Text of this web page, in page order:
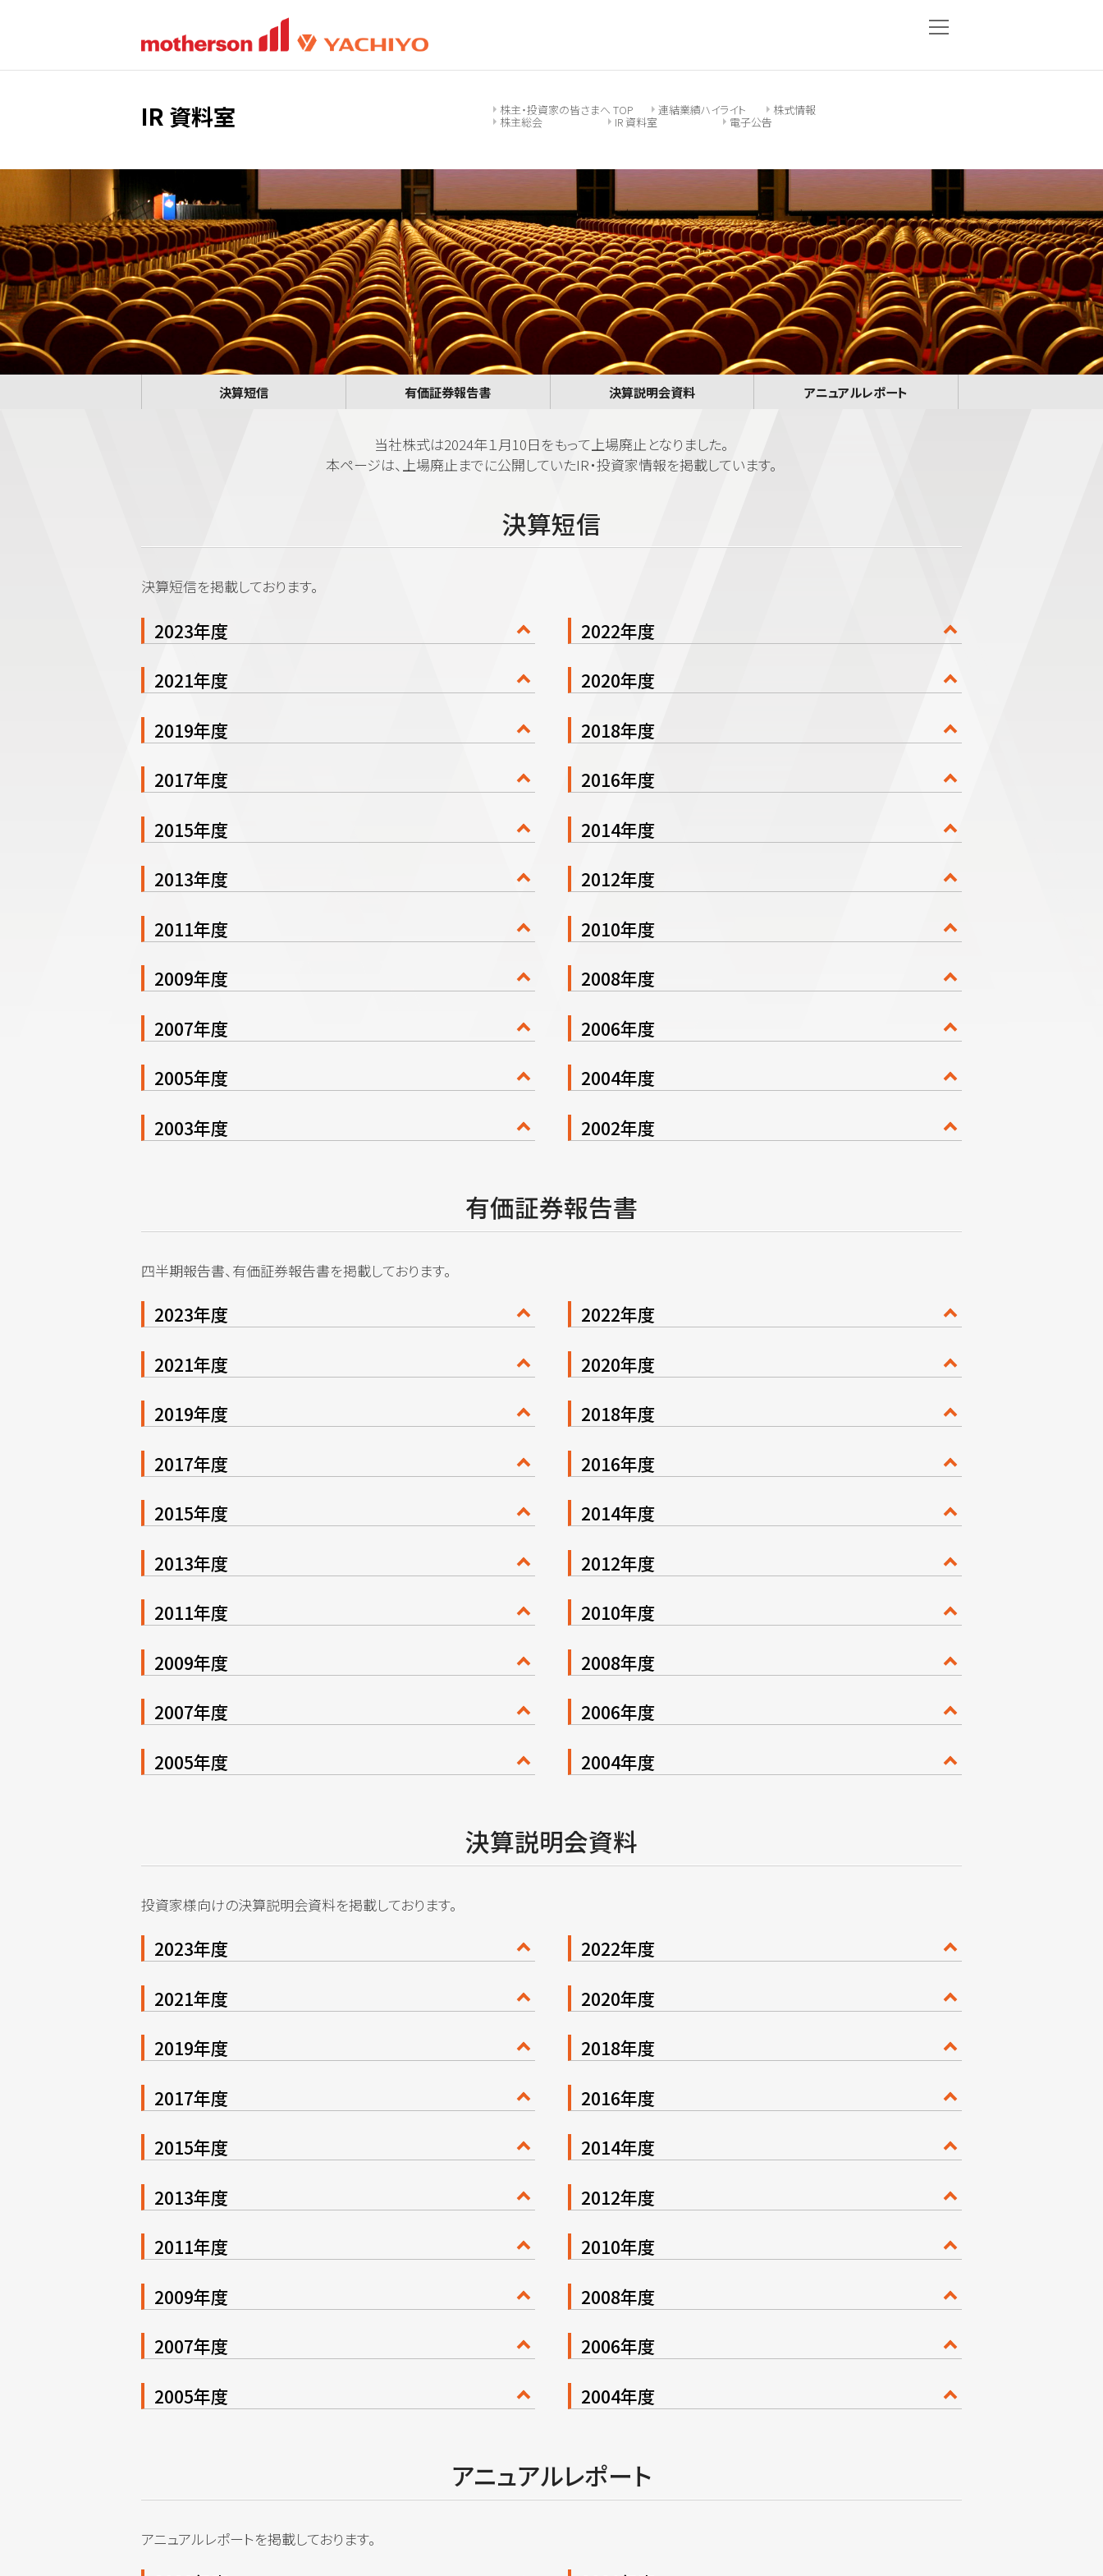
IR 資料室 株主・投資家の皆さまへ TOP 連結業績ハイライト 株式情報
株主総会 IR 資料室 電子公告
決算短信 有価証券報告書 決算説明会資料 アニュアルレポート
当社株式は2024年１月10日をもって上場廃止となりました。
本ページは、上場廃止までに公開していたIR・投資家情報を掲載しています。
決算短信
決算短信を掲載しております。
2023年度
2022年度
2021年度
2020年度
2019年度
2018年度
2017年度
2016年度
2015年度
2014年度
2013年度
2012年度
2011年度
2010年度
2009年度
2008年度
2007年度
2006年度
2005年度
2004年度
2003年度
2002年度
有価証券報告書
四半期報告書、有価証券報告書を掲載しております。
2023年度
2022年度
2021年度
2020年度
2019年度
2018年度
2017年度
2016年度
2015年度
2014年度
2013年度
2012年度
2011年度
2010年度
2009年度
2008年度
2007年度
2006年度
2005年度
2004年度
決算説明会資料
投資家様向けの決算説明会資料を掲載しております。
2023年度
2022年度
2021年度
2020年度
2019年度
2018年度
2017年度
2016年度
2015年度
2014年度
2013年度
2012年度
2011年度
2010年度
2009年度
2008年度
2007年度
2006年度
2005年度
2004年度
アニュアルレポート
アニュアルレポートを掲載しております。